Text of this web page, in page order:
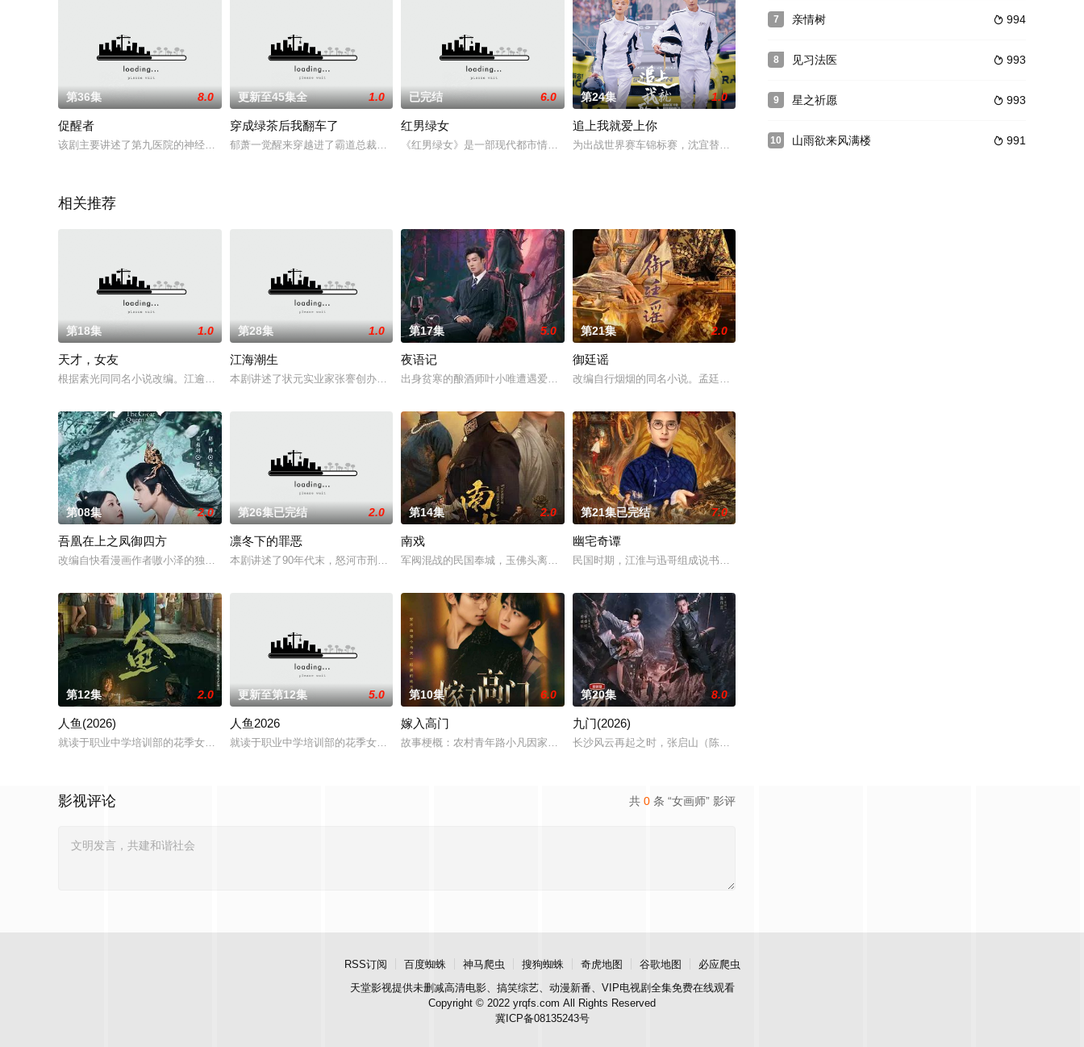
第36集 8.0
促醒者
该剧主要讲述了第九医院的神经内科主任丁学坤意外身亡，远在瑞典留学的精英西医儿子丁远志与多年在外的中医学徒韩西林回到九院，共同
更新至45集全 1.0
穿成绿茶后我翻车了
郁萧一觉醒来穿越进了霸道总裁文，没想到自己的身份竟然还是对方的未婚妻。
已完结 6.0
红男绿女
《红男绿女》是一部现代都市情景喜剧，该剧以一家由五位年轻人组成的小公司为蓝本，传达真诚、善良、美好、健康的故事与情感，主题积
第24集 1.0
追上我就爱上你
为出战世界赛车锦标赛，沈宜替昏迷的哥哥加入长谷汽车队，并与顾奕臣结识。相处中，沈宜与顾奕臣从不打
相关推荐
第18集 1.0
天才，女友
根据素光同同名小说改编。江逾白长大以后，林知夏忽然对他说：“江逾白，我喜欢你，哲学和生物学意义上的喜欢。”那个夜晚，他脸颊微
第28集 1.0
江海潮生
本剧讲述了状元实业家张謇创办大生企业，实业报国的故事。甲午战争后，国家蒙羞，张謇虽高中状元，却渴望寻求强国之路。他毅然弃政从
第17集 5.0
夜语记
出身贫寒的酿酒师叶小唯遭遇爱人程桉、恩师林晚媚的双重背叛。她从恨意中涅槃重生，借私生女桑落的身份入住程家。她步步为营，周旋在
第21集 2.0
御廷谣
改编自行烟烟的同名小说。孟廷辉，大平王朝有史以来个以女子进士科三元及第入翰林院的奇女子。十年前的
第08集 2.0
吾凰在上之凤御四方
改编自快看漫画作者嗷小泽的独家连载漫画《吾凰在上》。
第26集已完结 2.0
凛冬下的罪恶
本剧讲述了90年代末，怒河市刑侦支队在无普及监控、无DNA鉴定技术的支持下，通过摸排、勘查等传统刑侦手段，接连破获数起重案要
第14集 2.0
南戏
军阀混战的民国奉城，玉佛头离奇失窃，戏班主横尸戏台，将冷血少帅许又安与昆曲名伶荣筱楠推向不死不休的对立绝境。而他们不知，对方
第21集已完结 7.0
幽宅奇谭
民国时期，江淮与迅哥组成说书班子，偶遇“白天人住屋，晚上鬼占房”的阴阳宅，江淮被掳走配“阴婚”。他与
第12集 2.0
人鱼(2026)
就读于职业中学培训部的花季女生苏琳（黄杨钿甜 饰），虽自小被父母忽视，在艰苦环境中长大，但她始终刻苦学习，憧憬未来。为此，苏
更新至第12集 5.0
人鱼2026
就读于职业中学培训部的花季女生苏琳（黄杨钿甜 饰），虽自小被父母忽视，在艰苦环境中长大，但她始终刻苦学习，憧憬未来。为此，苏
第10集 6.0
嫁入高门
故事梗概：农村青年路小凡因家庭欠债，被迫替贝家大小姐掩盖未婚先孕丑闻，入赘豪门贝家。他在家中备受冷眼，只有贝家儿子贝律清对他
第20集 8.0
九门(2026)
长沙风云再起之时，张启山（陈伟霆 饰）与吴老狗（曾舜晞 饰）强强联手，携手霍仙姑（陈瑶 饰）与九门诸
共 0 条 “女画师” 影评
影视评论
7  994
亲情树
8  993
见习法医
9  993
星之祈愿
10  991
山雨欲来风满楼
RSS订阅 百度蜘蛛 神马爬虫 搜狗蜘蛛 奇虎地图 谷歌地图
必应爬虫
天堂影视提供未删减高清电影、搞笑综艺、动漫新番、VIP电视剧全集免费在线观看
Copyright © 2022 yrqfs.com All Rights Reserved
冀ICP备08135243号